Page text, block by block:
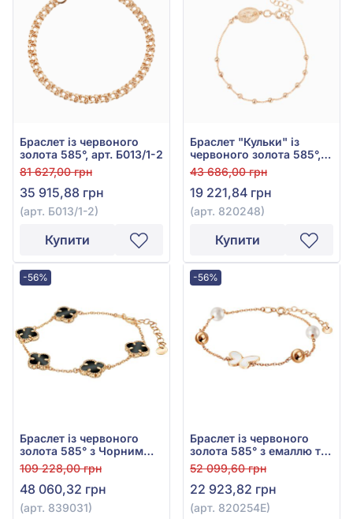
Браслет із червоного
золота 585°, арт. Б013/1-2
81 627,00 грн
35 915,88 грн
(арт. Б013/1-2)
Купити
Браслет "Кульки" із
червоного золота 585°,
арт. 820248
43 686,00 грн
19 221,84 грн
(арт. 820248)
Купити
-56%
Браслет із червоного
золота 585° з Чорним
Агатом, арт. 839031
109 228,00 грн
48 060,32 грн
(арт. 839031)
-56%
Браслет із червоного
золота 585° з емаллю та
перлами, арт. 820254Е
52 099,60 грн
22 923,82 грн
(арт. 820254Е)